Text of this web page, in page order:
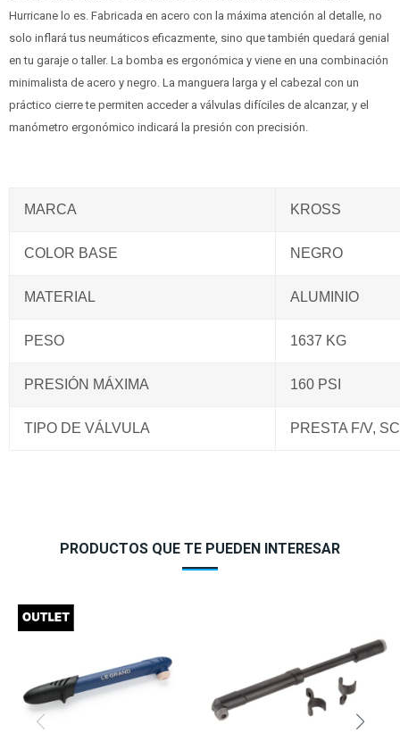
Hurricane lo es. Fabricada en acero con la máxima atención al detalle, no
solo inflará tus neumáticos eficazmente, sino que también quedará genial
en tu garaje o taller. La bomba es ergonómica y viene en una combinación
minimalista de acero y negro. La manguera larga y el cabezal con un
práctico cierre te permiten acceder a válvulas difíciles de alcanzar, y el
manómetro ergonómico indicará la presión con precisión.
MARCA KROSS
COLOR BASE NEGRO
MATERIAL ALUMINIO
PESO 1637 KG
PRESIÓN MÁXIMA 160 PSI
TIPO DE VÁLVULA PRESTA F/V,
PRODUCTOS QUE TE PUEDEN INTERESAR